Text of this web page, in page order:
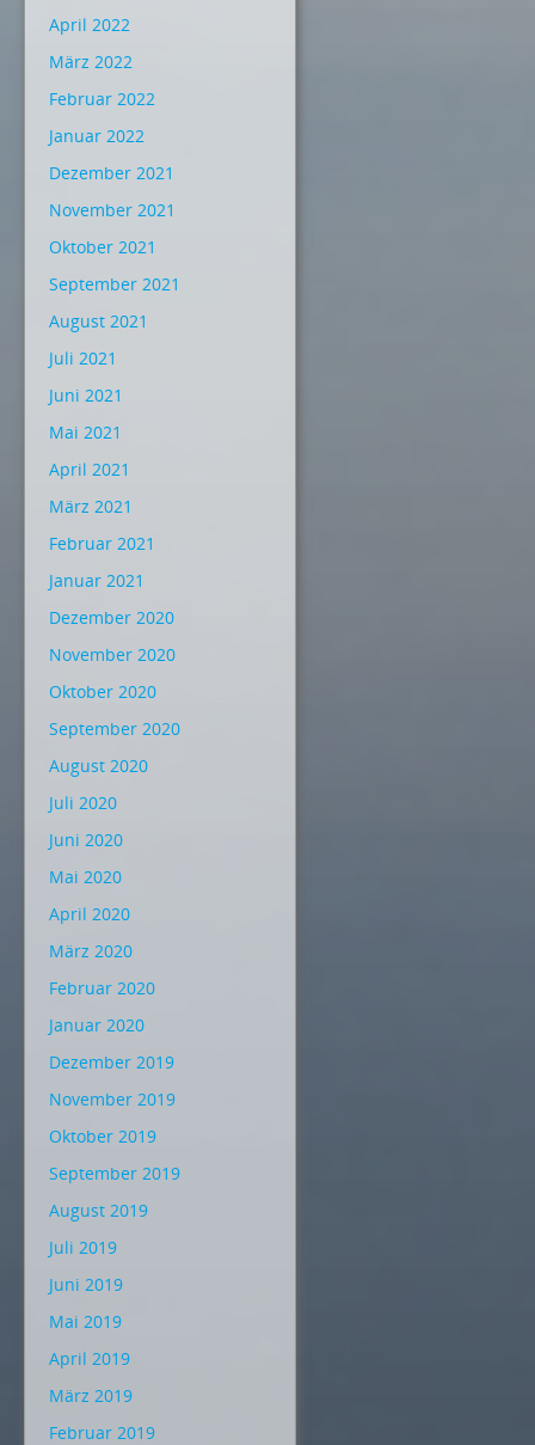
April 2022
März 2022
Februar 2022
Januar 2022
Dezember 2021
November 2021
Oktober 2021
September 2021
August 2021
Juli 2021
Juni 2021
Mai 2021
April 2021
März 2021
Februar 2021
Januar 2021
Dezember 2020
November 2020
Oktober 2020
September 2020
August 2020
Juli 2020
Juni 2020
Mai 2020
April 2020
März 2020
Februar 2020
Januar 2020
Dezember 2019
November 2019
Oktober 2019
September 2019
August 2019
Juli 2019
Juni 2019
Mai 2019
April 2019
März 2019
Februar 2019